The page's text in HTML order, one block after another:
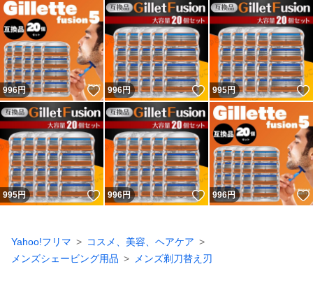
996円 いいね！
996円 いいね！
995円
995円 いいね！
996円 いいね！
996円
Yahoo!フリマ
コスメ、美容、ヘアケア
メンズシェービング用品
メンズ剃刀替え刃